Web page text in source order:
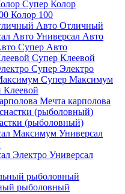
Супер Колор
Колор 100
Авто Отличный
Универсал Авто
Супер Авто
Супер Клеевой
Супер Электро
Супер Максимум
Клеевой
Мечта карполова
(рыболовный)
Универсал
Универсал
рыболовный